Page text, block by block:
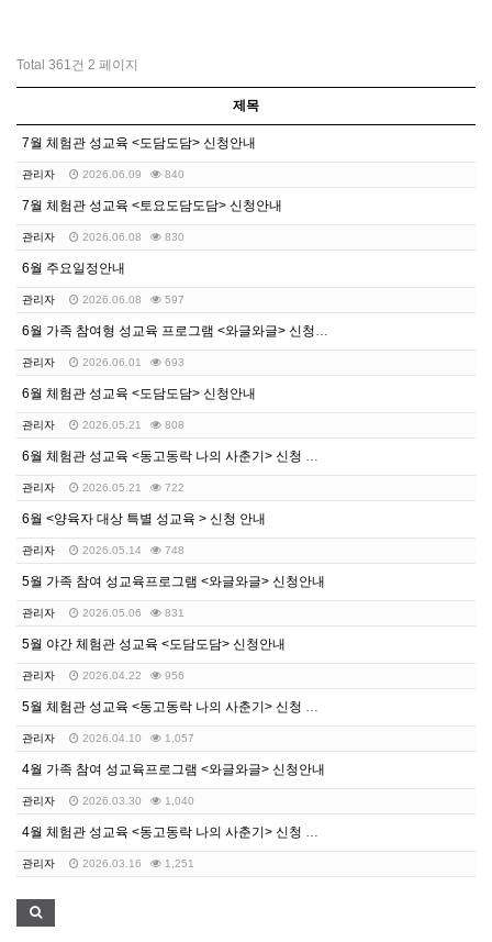
Total 361건 2 페이지
제목
7월 체험관 성교육 <도담도담> 신청안내
관리자 2026.06.09 840
7월 체험관 성교육 <토요도담도담> 신청안내
관리자 2026.06.08 830
6월 주요일정안내
관리자 2026.06.08 597
관리자 2026.06.01 693
6월 체험관 성교육 <도담도담> 신청안내
관리자 2026.05.21 808
관리자 2026.05.21 722
6월 <양육자 대상 특별 성교육 > 신청 안내
관리자 2026.05.14 748
5월 가족 참여 성교육프로그램 <와글와글> 신청안내
관리자 2026.05.06 831
5월 야간 체험관 성교육 <도담도담> 신청안내
관리자 2026.04.22 956
관리자 2026.04.10 1,057
4월 가족 참여 성교육프로그램 <와글와글> 신청안내
관리자 2026.03.30 1,040
관리자 2026.03.16 1,251